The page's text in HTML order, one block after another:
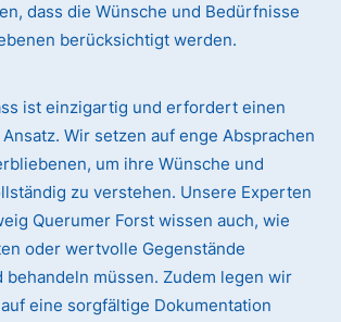
dass die Wünsche und Bedürfnisse
berücksichtigt werden.
ist einzigartig und erfordert einen
Wir setzen auf enge Absprachen
um ihre Wünsche und
zu verstehen. Unsere Experten
Querumer Forst wissen auch, wie
oder wertvolle Gegenstände
behandeln müssen. Zudem legen wir
eine sorgfältige Dokumentation